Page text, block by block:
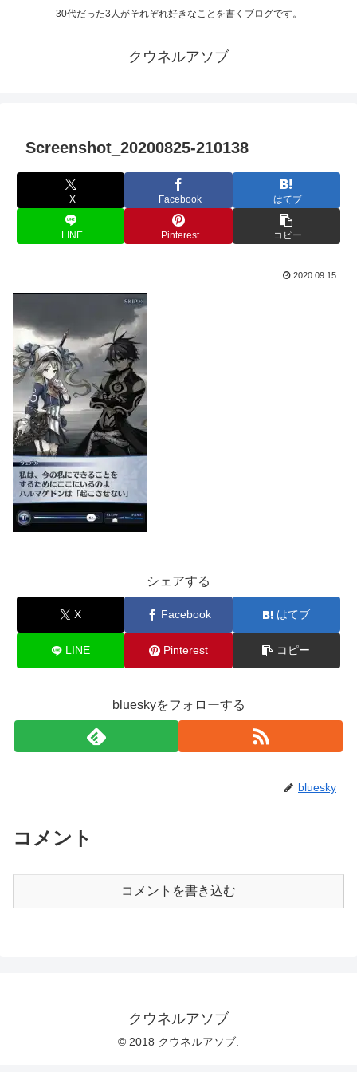
30代だった3人がそれぞれ好きなことを書くブログです。
クウネルアソブ
Screenshot_20200825-210138
X Facebook はてブ
LINE Pinterest コピー
2020.09.15
シェアする
X Facebook はてブ
LINE Pinterest コピー
blueskyをフォローする
bluesky
コメント
コメントを書き込む
クウネルアソブ
© 2018 クウネルアソブ.